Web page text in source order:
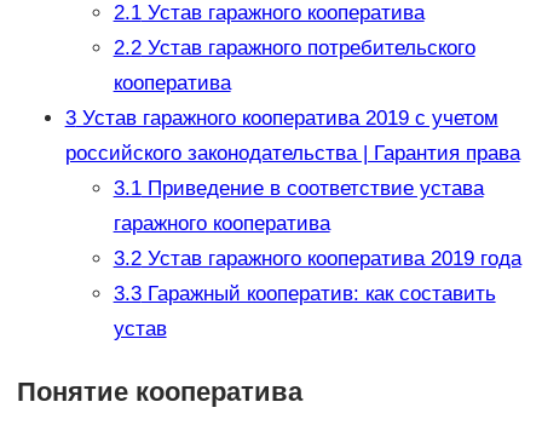
2.1Устав гаражного кооператива
2.2Устав гаражного потребительского
кооператива
3Устав гаражного кооператива 2019 с учетом
российского законодательства | Гарантия права
3.1Приведение в соответствие устава
гаражного кооператива
3.2Устав гаражного кооператива 2019 года
3.3Гаражный кооператив: как составить
устав
Понятие кооператива